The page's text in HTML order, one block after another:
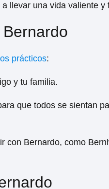
llevar una vida valiente y
prácticos:
y tu familia.
que todos se sientan
con Bernardo, como